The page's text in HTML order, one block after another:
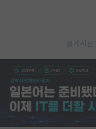
게시판